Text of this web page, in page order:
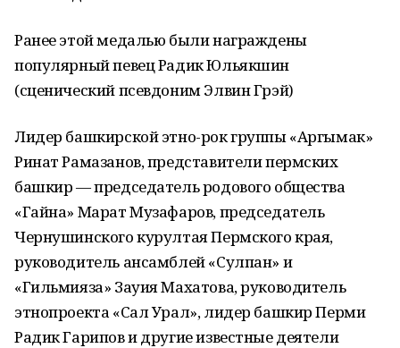
Ранее этой медалью были награждены
популярный певец Радик Юльякшин
(сценический псевдоним Элвин Грэй)
Лидер башкирской этно-рок группы «Аргымак»
Ринат Рамазанов , представители пермских
башкир — председатель родового общества
«Гайна» Марат Музафаров, председатель
Чернушинского курултая Пермского края,
руководитель ансамблей «Сулпан» и
«Гильмияза» Зауия Махатова, руководитель
этнопроекта «Сал Урал», лидер башкир Перми
Радик Гарипов и другие известные деятели